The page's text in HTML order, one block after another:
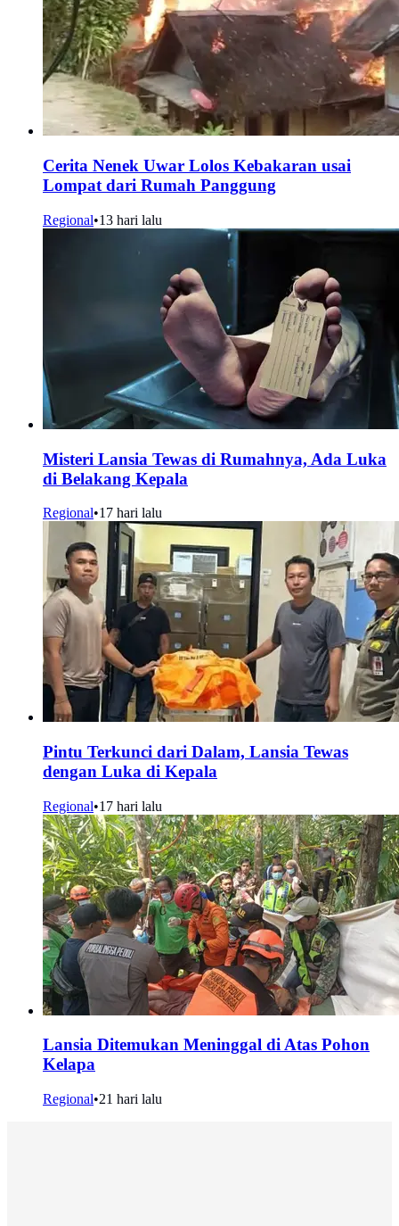
Cerita Nenek Uwar Lolos Kebakaran usai
Lompat dari Rumah Panggung
Regional•13 hari lalu
Misteri Lansia Tewas di Rumahnya, Ada Luka
di Belakang Kepala
Regional•17 hari lalu
Pintu Terkunci dari Dalam, Lansia Tewas
dengan Luka di Kepala
Regional•17 hari lalu
Lansia Ditemukan Meninggal di Atas Pohon
Kelapa
Regional•21 hari lalu